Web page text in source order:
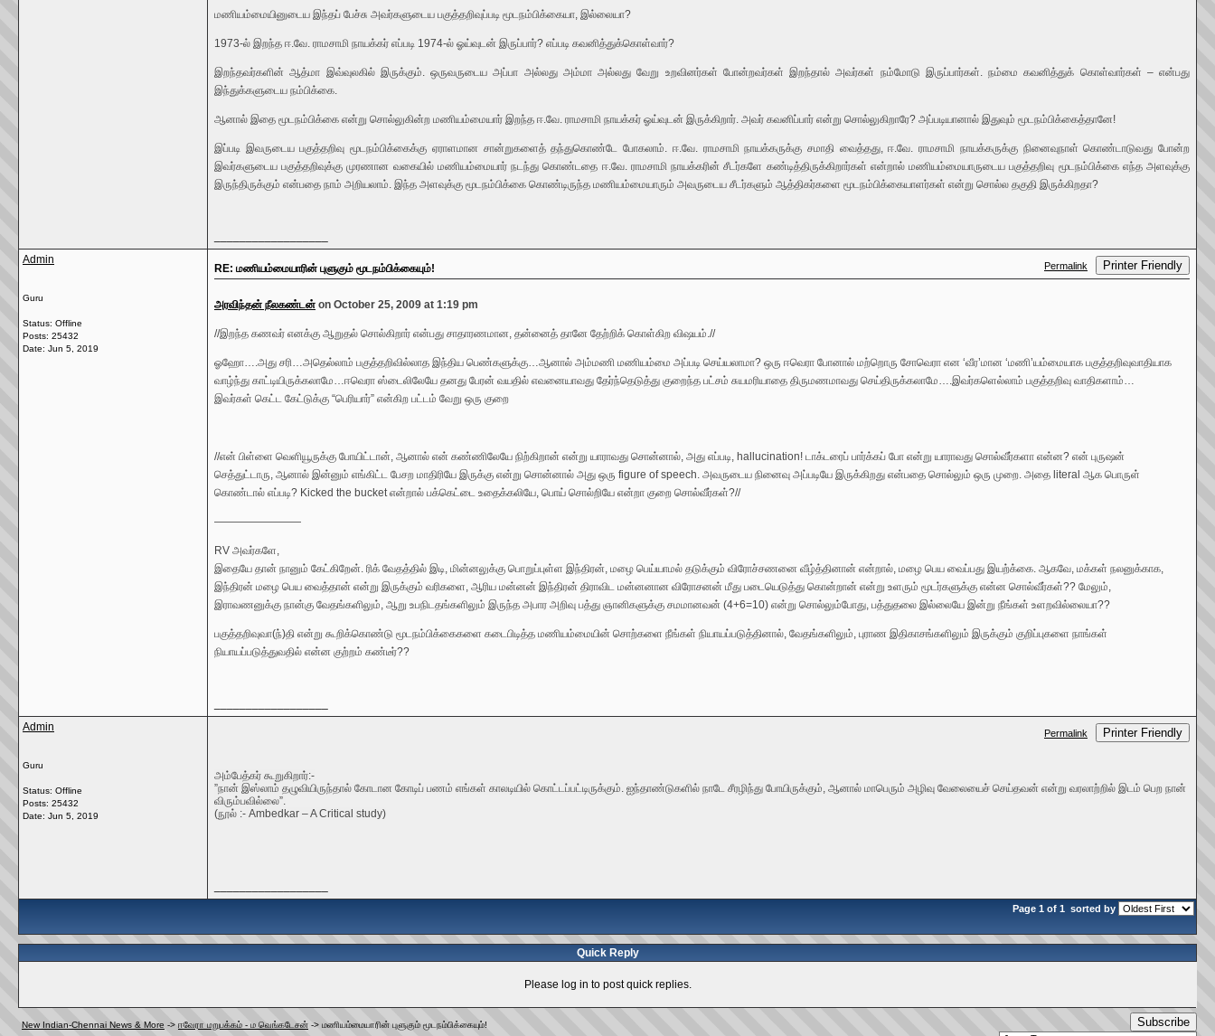
மணியம்மையினுடைய இந்தப் பேச்சு அவர்களுடைய பகுத்தறிவுப்படி மூடநம்பிக்கையா, இல்லையா?
1973-ல் இறந்த ஈ.வே. ராமசாமி நாயக்கர் எப்படி 1974-ல் ஓய்வுடன் இருப்பார்? எப்படி கவனித்துக்கொள்வார்?
இறந்தவர்களின் ஆத்மா இவ்வுலகில் இருக்கும். ஒருவருடைய அப்பா அல்லது அம்மா அல்லது வேறு உறவினர்கள் போன்றவர்கள் இறந்தால் அவர்கள் நம்மோடு இருப்பார்கள். நம்மை கவனித்துக் கொள்வார்கள் – என்பது
இந்துக்களுடைய நம்பிக்கை.
ஆனால் இதை மூடநம்பிக்கை என்று சொல்லுகின்ற மணியம்மையார் இறந்த ஈ.வே. ராமசாமி நாயக்கர் ஓய்வுடன் இருக்கிறார். அவர் கவனிப்பார் என்று சொல்லுகிறாரே? அப்படியானால் இதுவும் மூடநம்பிக்கைத்தானே!
இப்படி இவருடைய பகுத்தறிவு மூடநம்பிக்கைக்கு ஏராளமான சான்றுகளைத் தந்துகொண்டே போகலாம். ஈ.வே. ராமசாமி நாயக்கருக்கு சமாதி வைத்தது, ஈ.வே. ராமசாமி நாயக்கருக்கு நினைவுநாள் கொண்டாடுவது போன்ற
இவர்களுடைய பகுத்தறிவுக்கு முரணான வகையில் மணியம்மையார் நடந்து கொண்டதை ஈ.வே. ராமசாமி நாயக்கரின் சீடர்களே கண்டித்திருக்கிறார்கள் என்றால் மணியம்மையாருடைய பகுத்தறிவு மூடநம்பிக்கை எந்த அளவுக்கு
இருந்திருக்கும் என்பதை நாம் அறியலாம். இந்த அளவுக்கு மூடநம்பிக்கை கொண்டிருந்த மணியம்மையாரும் அவருடைய சீடர்களும் ஆத்திகர்களை மூடநம்பிக்கையாளர்கள் என்று சொல்ல தகுதி இருக்கிறதா?
Admin
Guru
Status: Offline
Posts: 25432
Date: Jun 5, 2019
RE: மணியம்மையாரின் புளுகும் மூடநம்பிக்கையும்! Permalink Printer Friendly
அரவிந்தன் நீலகண்டன் on October 25, 2009 at 1:19 pm
//இறந்த கணவர் எனக்கு ஆறுதல் சொல்கிறார் என்பது சாதாரணமான, தன்னைத் தானே தேற்றிக் கொள்கிற விஷயம்.//
ஓஹோ….அது சரி…அதெல்லாம் பகுத்தறிவில்லாத இந்திய பெண்களுக்கு…ஆனால் அம்மணி மணியம்மை அப்படி செய்யலாமா? ஒரு ஈவெரா போனால் மற்றொரு சோவெரா என ‘வீர’மான ‘மணி’யம்மையாக பகுத்தறிவுவாதியாக
வாழ்ந்து காட்டியிருக்கலாமே…ஈவெரா ஸ்டைலிலேயே தனது பேரன் வயதில் எவனையாவது தேர்ந்தெடுத்து குறைந்த பட்சம் சுயமரியாதை திருமணமாவது செய்திருக்கலாமே….இவர்களெல்லாம் பகுத்தறிவு வாதிகளாம்…
இவர்கள் கெட்ட கேட்டுக்கு “பெரியார்” என்கிற பட்டம் வேறு ஒரு குறை
//என் பிள்ளை வெளியூருக்கு போயிட்டான், ஆனால் என் கண்ணிலேயே நிற்கிறான் என்று யாராவது சொன்னால், அது எப்படி, hallucination! டாக்டரைப் பார்க்கப் போ என்று யாராவது சொல்வீர்களா என்ன? என் புருஷன்
செத்துட்டாரு, ஆனால் இன்னும் எங்கிட்ட பேசற மாதிரியே இருக்கு என்று சொன்னால் அது ஒரு figure of speech. அவருடைய நினைவு அப்படியே இருக்கிறது என்பதை சொல்லும் ஒரு முறை. அதை literal ஆக பொருள்
கொண்டால் எப்படி? Kicked the bucket என்றால் பக்கெட்டை உதைக்கலியே, பொய் சொல்றியே என்றா குறை சொல்வீர்கள்?//
————————
RV அவர்களே,
இதையே தான் நானும் கேட்கிறேன். ரிக் வேதத்தில் இடி, மின்னலுக்கு பொறுப்புள்ள இந்திரன், மழை பெய்யாமல் தடுக்கும் விரோச்சணனை வீழ்த்தினான் என்றால், மழை பெய வைப்பது இயற்க்கை. ஆகவே, மக்கள் நலனுக்காக,
இந்திரன் மழை பெய வைத்தான் என்று இருக்கும் வரிகளை, ஆரிய மன்னன் இந்திரன் திராவிட மன்னனான விரோசனன் மீது படையெடுத்து கொன்றான் என்று உளரும் மூடர்களுக்கு என்ன சொல்வீர்கள்?? மேலும்,
இராவணனுக்கு நான்கு வேதங்களிலும், ஆறு உபநிடதங்களிலும் இருந்த அபார அறிவு பத்து ஞானிகளுக்கு சமமானவன் (4+6=10) என்று சொல்லும்போது, பத்துதலை இல்லையே இன்று நீங்கள் உளறவில்லையா??
பகுத்தறிவுவா(ந்)தி என்று கூறிக்கொண்டு மூடநம்பிக்கைகளை கடைபிடித்த மணியம்மையின் சொற்களை நீங்கள் நியாயப்படுத்தினால், வேதங்களிலும், புராண இதிகாசங்களிலும் இருக்கும் குறிப்புகளை நாங்கள்
நியாயப்படுத்துவதில் என்ன குற்றம் கண்டீர்??
Admin
Guru
Status: Offline
Posts: 25432
Date: Jun 5, 2019
Permalink Printer Friendly
அம்பேத்கர் கூறுகிறார்:-
”நான் இஸ்லாம் தழுவியிருந்தால் கோடான கோடிப் பணம் எங்கள் காலடியில் கொட்டப்பட்டிருக்கும். ஐந்தாண்டுகளில் நாடே சீரழிந்து போயிருக்கும், ஆனால் மாபெரும் அழிவு வேலையைச் செய்தவன் என்று வரலாற்றில் இடம் பெற நான்
விரும்பவில்லை”.
(நூல் :- Ambedkar – A Critical study)
Page 1 of 1 sorted by
Quick Reply
Please log in to post quick replies.
New Indian-Chennai News & More -> ஈவேரா மறுபக்கம் - ம வெங்கடேசன் -> மணியம்மையாரின் புளுகும் மூடநம்பிக்கையும்! Subscribe